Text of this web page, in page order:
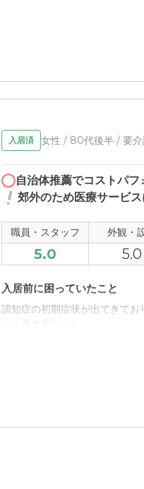
穏やかなスタッフさんが丁寧
院や買い物系に関してはちょ
外観・内装・居室・設備につ
2人部屋見学したが、仕切りが
介護医療サービスについて
まだ、介護に頼ることはない
かと言われると不安はあります
近隣環境や交通アクセスにつ
基本歩きしかないのか？バスは
便そうに感じた
料金費用について
年金が基本なんでしょうが、
入居済 女性 / 80代後半 / 要介
自治体推薦でコストパフ
郊外のため医療サービ
職員・スタッフ 外観・
5.0 5.0
入居前に困っていたこと
認知症の初期症状が出てきて
まずは、入居する本人が、よ